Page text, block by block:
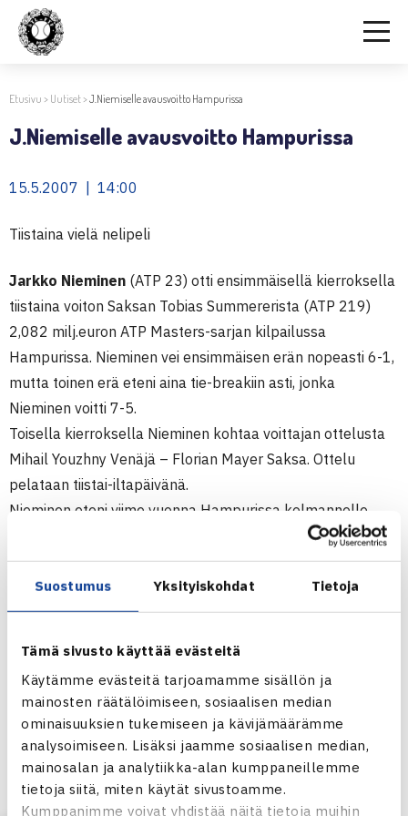
Suostumus Yksityiskohdat Tietoja
Tämä sivusto käyttää evästeitä
Käytämme evästeitä tarjoamamme sisällön ja
mainosten räätälöimiseen, sosiaalisen median
ominaisuuksien tukemiseen ja kävijämäärämme
analysoimiseen. Lisäksi jaamme sosiaalisen median,
mainosalan ja analytiikka-alan kumppaneillemme
tietoja siitä, miten käytät sivustoamme.
Kumppanimme voivat yhdistää näitä tietoja muihin
Etusivu > Uutiset>J.Niemiselle avausvoitto Hampurissa
J.Niemiselle avausvoitto Hampurissa
15.5.2007 | 14:00
Tiistaina vielä nelipeli
Jarkko Nieminen (ATP 23) otti ensimmäisellä kierroksella
tiistaina voiton Saksan Tobias Summererista (ATP 219)
2,082 milj.euron ATP Masters-sarjan kilpailussa
Hampurissa. Nieminen vei ensimmäisen erän nopeasti 6-1,
mutta toinen erä eteni aina tie-breakiin asti, jonka
Nieminen voitti 7-5.
Toisella kierroksella Nieminen kohtaa voittajan ottelusta
Mihail Youzhny Venäjä – Florian Mayer Saksa. Ottelu
pelataan tiistai-iltapäivänä.
Nieminen eteni viime vuonna Hampurissa kolmannelle
kierrokselle, jolla hävisi Venäjän Nikolai Davydenkolle.
Nelinpelissä Nieminen hävisi viime vuonna Robert
Lindstedt parinaan toisella kierroksella.
Tänä vuonna Niemisen parina on Argentiinan Agustin
iltapäivänä tsekki David Skochin ja Hollannin Rogier
Wassenin. (RN)
ATP Masters-sarjan 2,082 milj.euron turnaus
Hampuri, Saksa 14.-20.5.
Kaksinpeli